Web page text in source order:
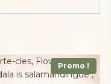
Promo !